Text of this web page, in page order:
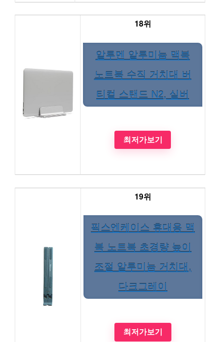
18위
알루멘 알루미늄 맥북
노트북 수직 거치대 버
티컬 스탠드 N2, 실버
최저가보기
19위
픽스엔케이스 휴대용 맥
북 노트북 초경량 높이
조절 알루미늄 거치대,
다크그레이
최저가보기